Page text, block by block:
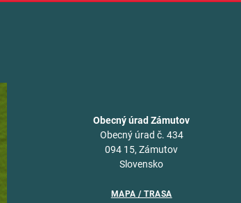
Obecný úrad Zámutov
Obecný úrad č. 434
094 15, Zámutov
Slovensko
MAPA / TRASA